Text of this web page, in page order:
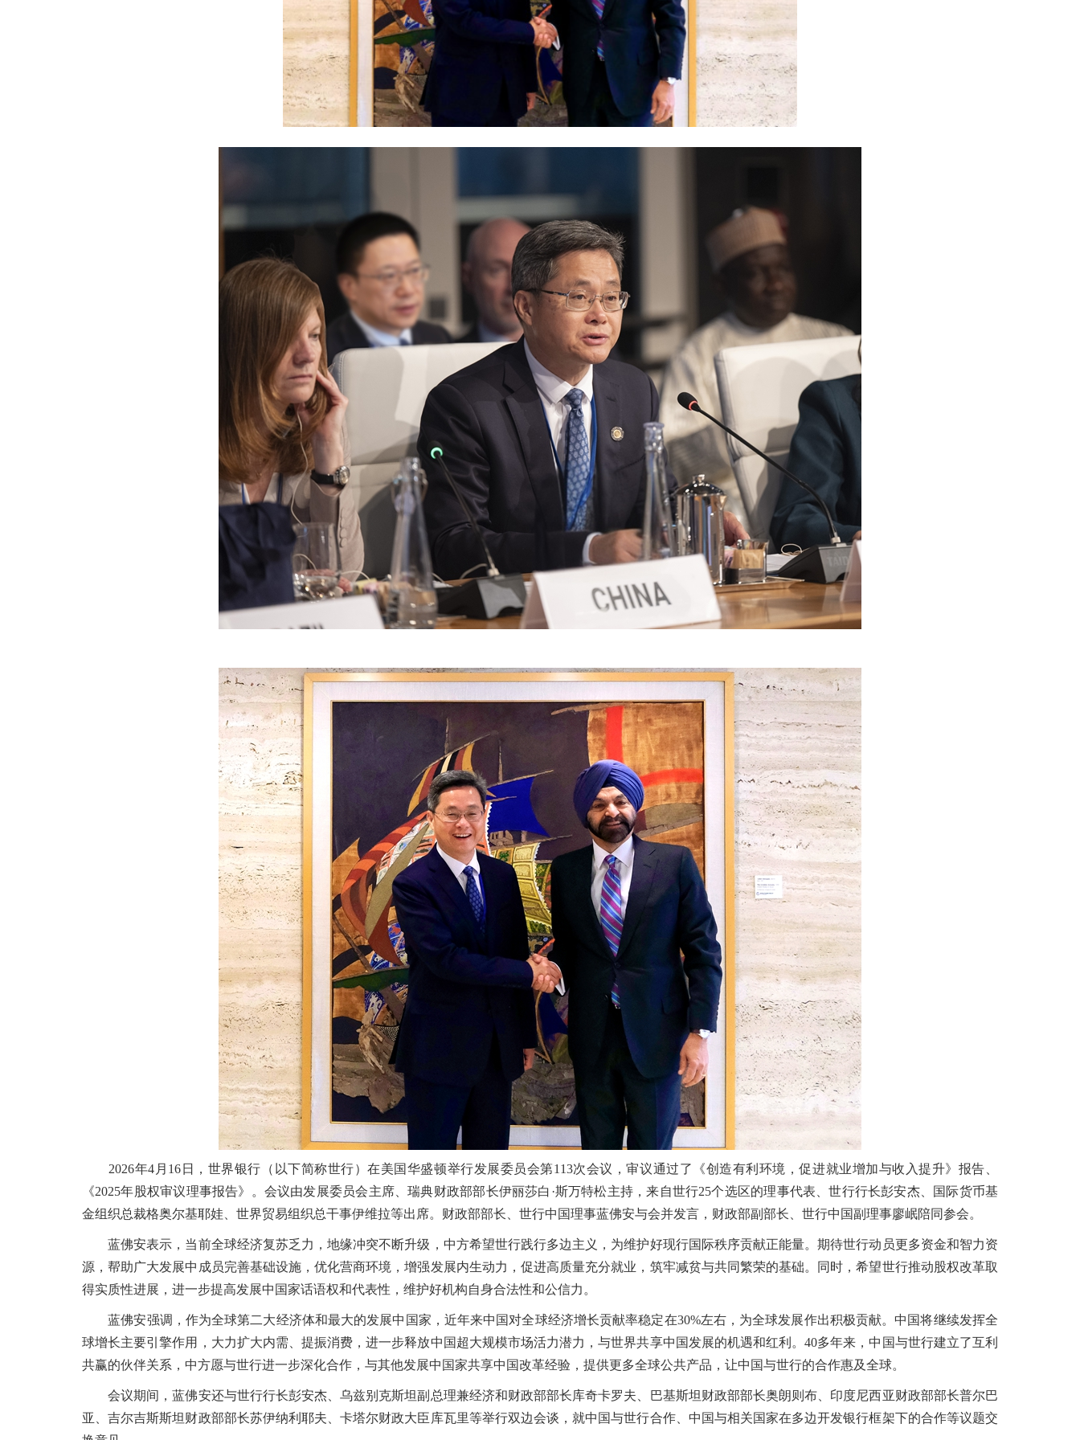
2026年4月16日，世界银行（以下简称世行）在美国华盛顿举行发展委员会第113次会议，审议通过了《创造有利环境，促进就业增加与收入提升》报告、
《2025年股权审议理事报告》。会议由发展委员会主席、瑞典财政部部长伊丽莎白·斯万特松主持，来自世行25个选区的理事代表、世行行长彭安杰、国际货币基
金组织总裁格奥尔基耶娃、世界贸易组织总干事伊维拉等出席。财政部部长、世行中国理事蓝佛安与会并发言，财政部副部长、世行中国副理事廖岷陪同参会。
蓝佛安表示，当前全球经济复苏乏力，地缘冲突不断升级，中方希望世行践行多边主义，为维护好现行国际秩序贡献正能量。期待世行动员更多资金和智力资
源，帮助广大发展中成员完善基础设施，优化营商环境，增强发展内生动力，促进高质量充分就业，筑牢减贫与共同繁荣的基础。同时，希望世行推动股权改革取
得实质性进展，进一步提高发展中国家话语权和代表性，维护好机构自身合法性和公信力。
蓝佛安强调，作为全球第二大经济体和最大的发展中国家，近年来中国对全球经济增长贡献率稳定在30%左右，为全球发展作出积极贡献。中国将继续发挥全
球增长主要引擎作用，大力扩大内需、提振消费，进一步释放中国超大规模市场活力潜力，与世界共享中国发展的机遇和红利。40多年来，中国与世行建立了互利
共赢的伙伴关系，中方愿与世行进一步深化合作，与其他发展中国家共享中国改革经验，提供更多全球公共产品，让中国与世行的合作惠及全球。
会议期间，蓝佛安还与世行行长彭安杰、乌兹别克斯坦副总理兼经济和财政部部长库奇卡罗夫、巴基斯坦财政部部长奥朗则布、印度尼西亚财政部部长普尔巴
亚、吉尔吉斯斯坦财政部部长苏伊纳利耶夫、卡塔尔财政大臣库瓦里等举行双边会谈，就中国与世行合作、中国与相关国家在多边开发银行框架下的合作等议题交